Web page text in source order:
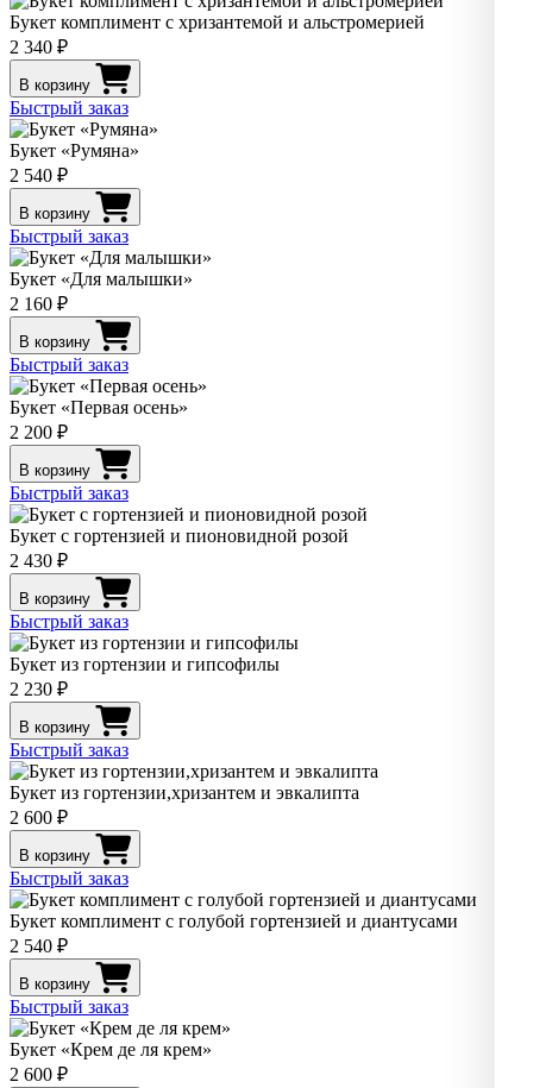
Букет комплимент с хризантемой и альстромерией
2 340 ₽
В корзину
Быстрый заказ
Букет «Румяна»
2 540 ₽
В корзину
Быстрый заказ
Букет «Для малышки»
2 160 ₽
В корзину
Быстрый заказ
Букет «Первая осень»
2 200 ₽
В корзину
Быстрый заказ
Букет с гортензией и пионовидной розой
2 430 ₽
В корзину
Быстрый заказ
Букет из гортензии и гипсофилы
2 230 ₽
В корзину
Быстрый заказ
Букет из гортензии,хризантем и эвкалипта
2 600 ₽
В корзину
Быстрый заказ
Букет комплимент с голубой гортензией и диантусами
2 540 ₽
В корзину
Быстрый заказ
Букет «Крем де ля крем»
2 600 ₽